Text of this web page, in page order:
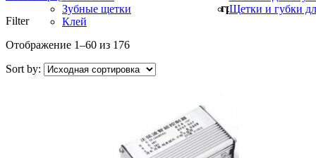
Зубные щетки
Клей
Щетки и губки
Минимальный заказ —
500грн
Filter
Отображение 1–60 из 176
Sort by: